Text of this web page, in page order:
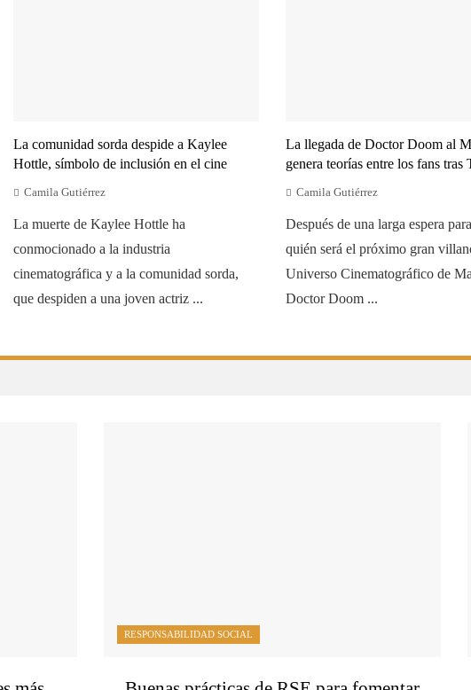
La comunidad sorda despide a Kaylee
Hottle, símbolo de inclusión en el cine
Camila Gutiérrez
La muerte de Kaylee Hottle ha
conmocionado a la industria
cinematográfica y a la comunidad sorda,
que despiden a una joven actriz ...
La llegada de Doctor Doom al
genera teorías entre los fans tras
Camila Gutiérrez
Después de una larga espera
quién será el próximo gran
Universo Cinematográfico de
Doctor Doom ...
RESPONSABILIDAD SOCIAL